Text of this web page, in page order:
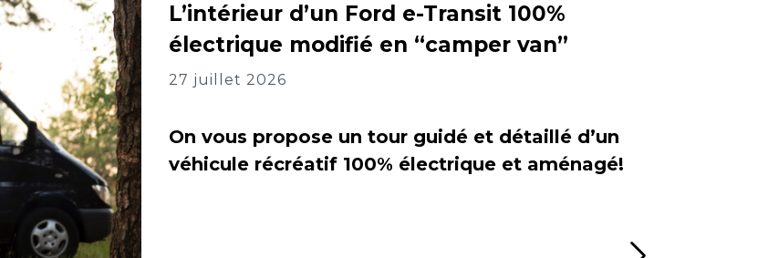
L’intérieur d’un Ford e-Transit 100%
électrique modifié en “camper van”
27 juillet 2026
On vous propose un tour guidé et détaillé d’un
véhicule récréatif 100% électrique et aménagé!